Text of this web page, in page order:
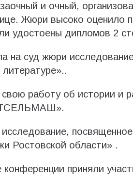
и очный,
Жюри высоко оценило
удостоены дипломов 2
на суд жюри
литературе»..
работу об истории и
Ростовской области» .
приняли